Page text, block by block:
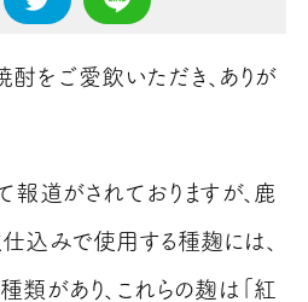
をご愛飲いただき、ありが
報道がされておりますが、鹿
込みで使用する種麹には、
類があり、これらの麹は「紅